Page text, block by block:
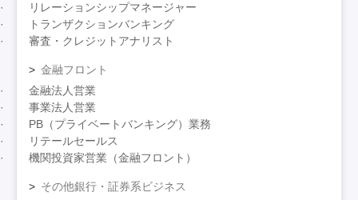
リレーションシップマネージャー
トランザクションバンキング
審査・クレジットアナリスト
金融フロント
金融法人営業
事業法人営業
PB（プライベートバンキング）業務
リテールセールス
機関投資家営業（金融フロント）
その他銀行・証券系ビジネス